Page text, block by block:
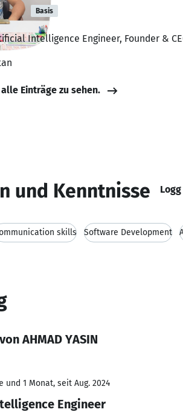
Basis
Intelligence Engineer, Founder &
Einträge zu sehen.
und Kenntnisse
skills Software Development
AHMAD YASIN
und 1 Monat, seit Aug. 2024
Engineer